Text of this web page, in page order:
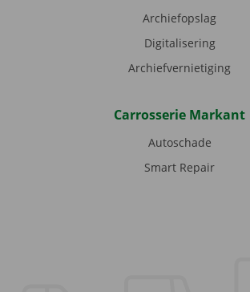
Archiefopslag
Digitalisering
Archiefvernietiging
Carrosserie Markant
Autoschade
Smart Repair